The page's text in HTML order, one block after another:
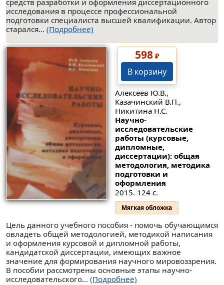
средств разработки и оформления диссертационного
исследования в процессе профессиональной
подготовки специалиста высшей квалификации. Автор
старался... (Подробнее)
598₽
В корзину
Алексеев Ю.В.,
Казачинский В.П.,
Никитина Н.С.
Научно-
исследовательские
работы (курсовые,
дипломные,
диссертации): общая
методология, методика
подготовки и
оформления
2015. 124 с.
Мягкая обложка
Цель данного учебного пособия - помочь обучающимся
овладеть общей методологией, методикой написания
и оформления курсовой и дипломной работы,
кандидатской диссертации, имеющих важное
значение для формирования научного мировоззрения.
В пособии рассмотрены основные этапы научно-
исследовательского... (Подробнее)